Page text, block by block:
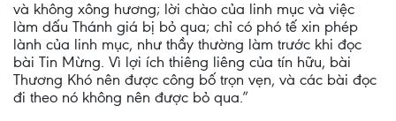
và không xông hương; lời chào của linh mục và việc
làm dấu Thánh giá bị bỏ qua; chỉ có phó tế xin phép
lành của linh mục, như thầy thường làm trước khi đọc
bài Tin Mừng. Vì lợi ích thiêng liêng của tín hữu, bài
Thương Khó nên được công bố trọn vẹn, và các bài đọc
đi theo nó không nên được bỏ qua.”